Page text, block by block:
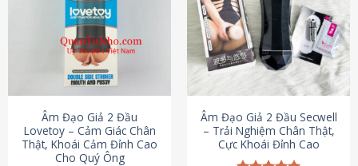
Âm Đạo Giả 2 Đầu
Lovetoy – Cảm Giác Chân
Thật, Khoái Cảm Đỉnh Cao
Cho Quý Ông
Âm Đạo Giả 2 Đầu Secwell
– Trải Nghiệm Chân Thật,
Cực Khoái Đỉnh Cao